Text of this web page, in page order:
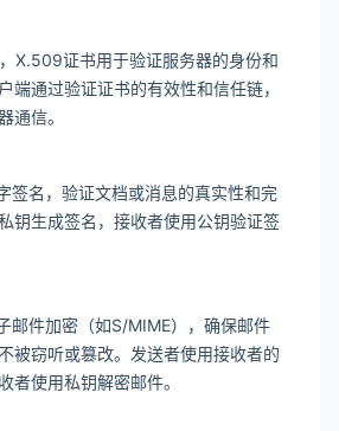
X.509证书用于验证服务器的身份和
端通过验证证书的有效性和信任链，
通信。
签名，验证文档或消息的真实性和完
钥生成签名，接收者使用公钥验证签
邮件加密（如S/MIME），确保邮件
被窃听或篡改。发送者使用接收者的
者使用私钥解密邮件。